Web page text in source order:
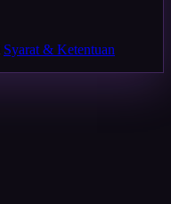
Syarat & Ketentuan